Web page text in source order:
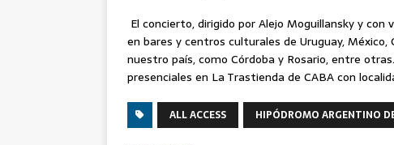
El concierto, dirigido por Alejo Moguillansky y
en bares y centros culturales de Uruguay, México,
nuestro país, como Córdoba y Rosario, entre
presenciales en La Trastienda de CABA con
ALL ACCESS HIPÓDROMO ARGENTINO